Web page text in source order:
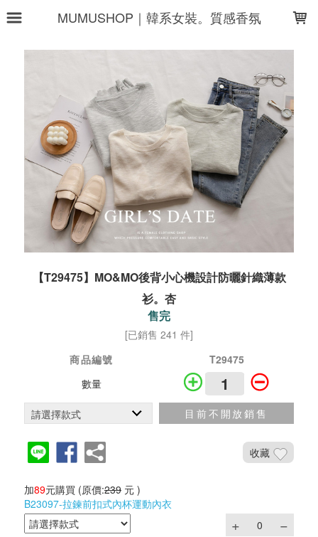
MUMUSHOP｜韓系女裝。質感香氛
【T29475】MO&MO後背小心機設計防曬針織薄款
衫。杏
售完
[已銷售 241 件]
商品編號
T29475
數量
目前不開放銷售
收藏
加89元購買 (原價:239 元 )
B23097-拉鍊前扣式內杯運動內衣